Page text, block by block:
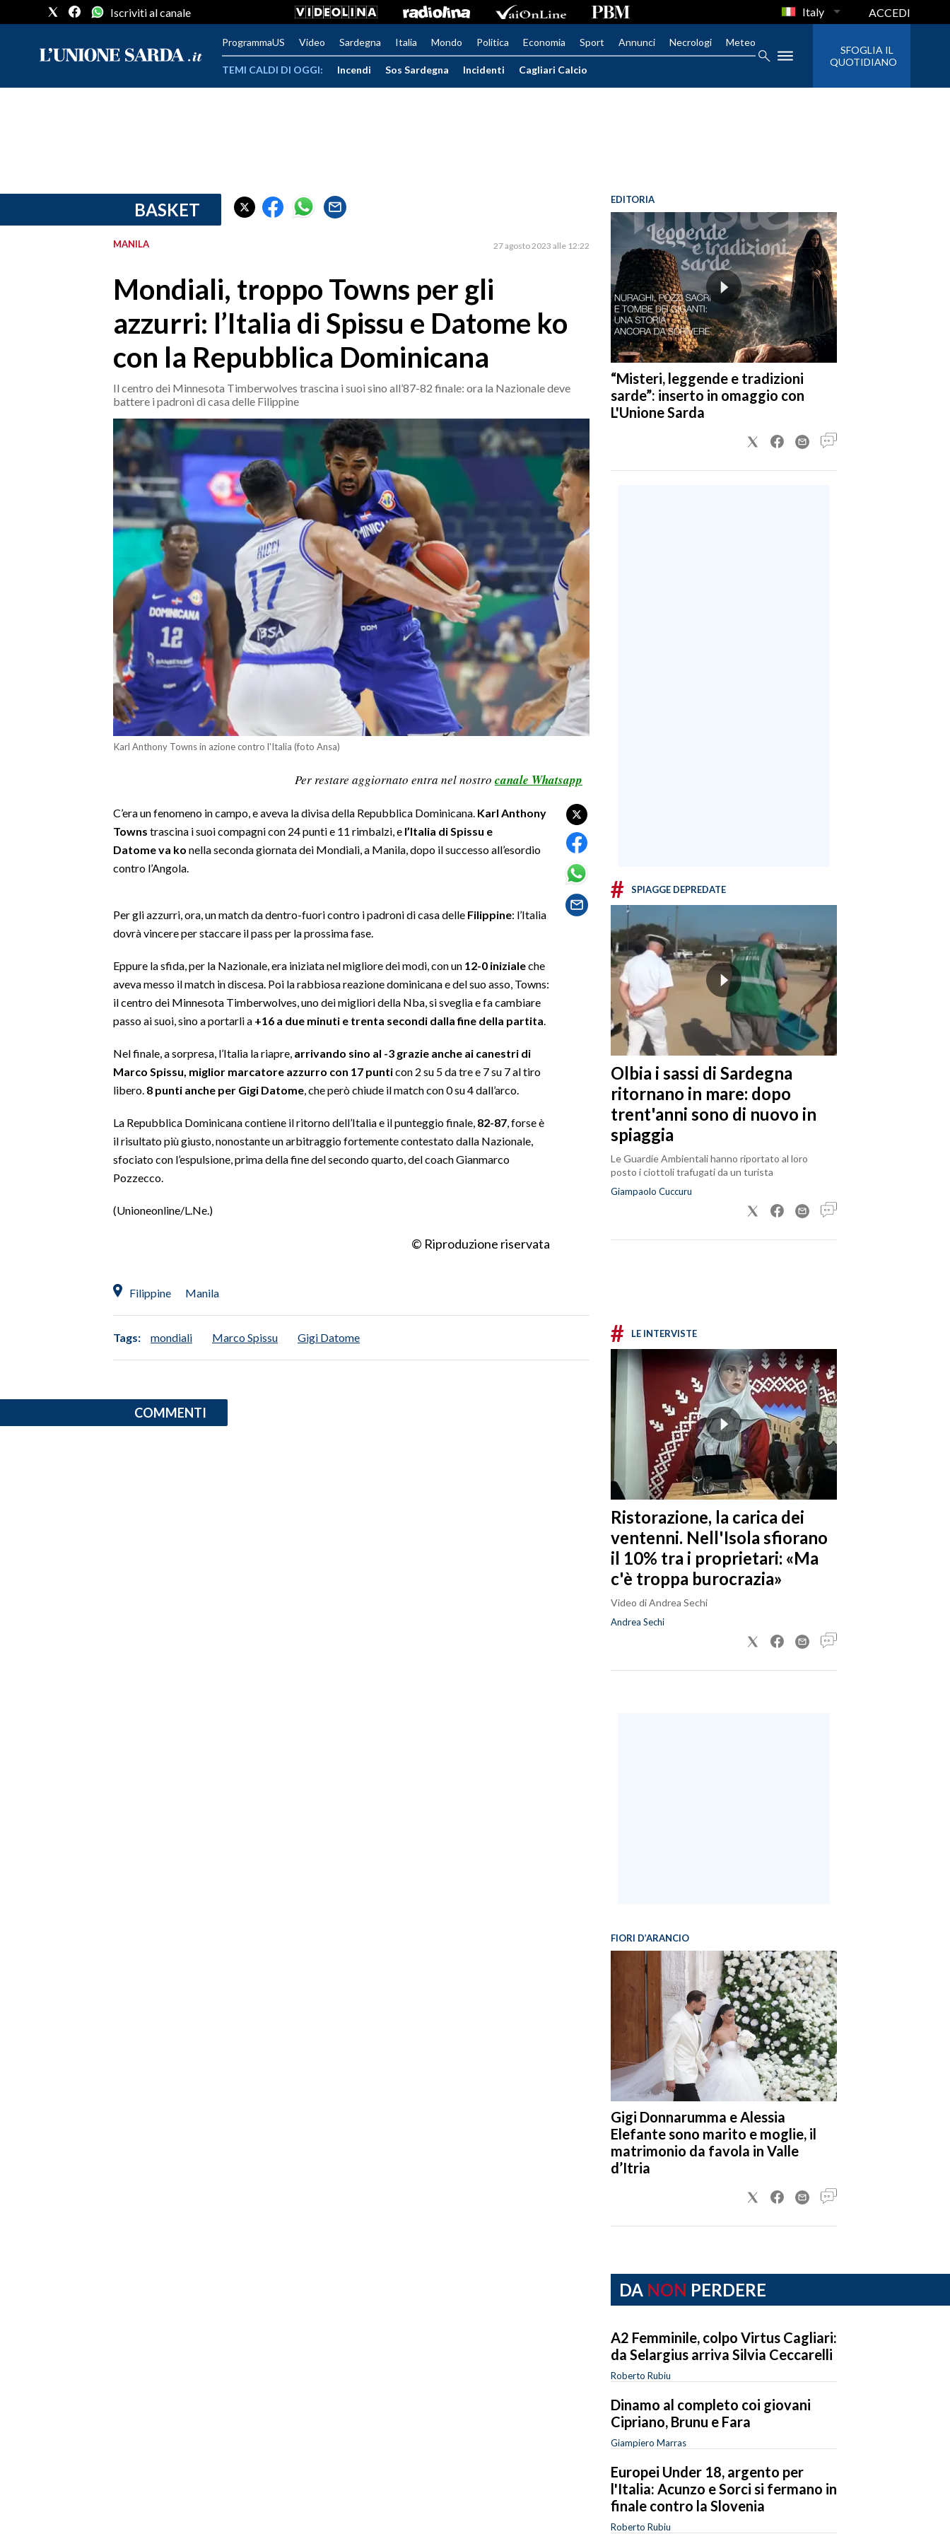
PROVINCIA DI CAGLIARI
SERVIZI ALLE IMPRESE
STORE
Iscriviti al canale Italy ACCEDI
ProgrammaUS Video Sardegna Italia Mondo Politica Economia Sport Annunci Necrologi Meteo
TEMI CALDI DI OGGI: Incendi Sos Sardegna Incidenti Cagliari Calcio
SFOGLIA IL
QUOTIDIANO
BASKET
MANILA 27 agosto 2023 alle 12:22
Mondiali, troppo Towns per gli
azzurri: l’Italia di Spissu e Datome ko
con la Repubblica Dominicana
Il centro dei Minnesota Timberwolves trascina i suoi sino all’87-82 finale: ora la Nazionale deve
battere i padroni di casa delle Filippine
Karl Anthony Towns in azione contro l'Italia (foto Ansa)
Per restare aggiornato entra nel nostro canale Whatsapp
C’era un fenomeno in campo, e aveva la divisa della Repubblica Dominicana. Karl Anthony
Towns trascina i suoi compagni con 24 punti e 11 rimbalzi, e l’Italia di Spissu e
Datome va ko nella seconda giornata dei Mondiali, a Manila, dopo il successo all’esordio
contro l’Angola.
Per gli azzurri, ora, un match da dentro-fuori contro i padroni di casa delle Filippine: l’Italia
dovrà vincere per staccare il pass per la prossima fase.
Eppure la sfida, per la Nazionale, era iniziata nel migliore dei modi, con un 12-0 inizialeche
aveva messo il match in discesa. Poi la rabbiosa reazione dominicana e del suo asso, Towns:
il centro dei Minnesota Timberwolves, uno dei migliori della Nba, si sveglia e fa cambiare
passo ai suoi, sino a portarli a +16 a due minuti e trenta secondi dalla fine della partita.
Nel finale, a sorpresa, l’Italia la riapre, arrivando sino al -3 grazie anche ai canestri di
Marco Spissu, miglior marcatore azzurro con 17 punticon 2 su 5 da tre e 7 su 7 al tiro
libero. 8 punti anche per Gigi Datome, che però chiude il match con 0 su 4 dall’arco.
La Repubblica Dominicana contiene il ritorno dell’Italia e il punteggio finale, 82-87, forse è
il risultato più giusto, nonostante un arbitraggio fortemente contestato dalla Nazionale,
sfociato con l’espulsione, prima della fine del secondo quarto, del coach Gianmarco
Pozzecco.
(Unioneonline/L.Ne.)
© Riproduzione riservata
Filippine Manila
Tags: mondiali Marco Spissu Gigi Datome
COMMENTI
EDITORIA
“Misteri, leggende e tradizioni
sarde”: inserto in omaggio con
L'Unione Sarda
# SPIAGGE DEPREDATE
Olbia i sassi di Sardegna
ritornano in mare: dopo
trent'anni sono di nuovo in
spiaggia
Le Guardie Ambientali hanno riportato al loro
posto i ciottoli trafugati da un turista
Giampaolo Cuccuru
# LE INTERVISTE
Ristorazione, la carica dei
ventenni. Nell'Isola sfiorano
il 10% tra i proprietari: «Ma
c'è troppa burocrazia»
Video di Andrea Sechi
Andrea Sechi
FIORI D’ARANCIO
Gigi Donnarumma e Alessia
Elefante sono marito e moglie, il
matrimonio da favola in Valle
d’Itria
DA NON PERDERE
A2 Femminile, colpo Virtus Cagliari:
da Selargius arriva Silvia Ceccarelli
Roberto Rubiu
Dinamo al completo coi giovani
Cipriano, Brunu e Fara
Giampiero Marras
Europei Under 18, argento per
l'Italia: Acunzo e Sorci si fermano in
finale contro la Slovenia
Roberto Rubiu